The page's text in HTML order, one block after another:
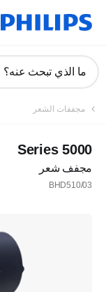
دعم
ما الذي تبحث عنه؟
مجففات الشعر
5000 Series
مجفف شعر
BHD510/03